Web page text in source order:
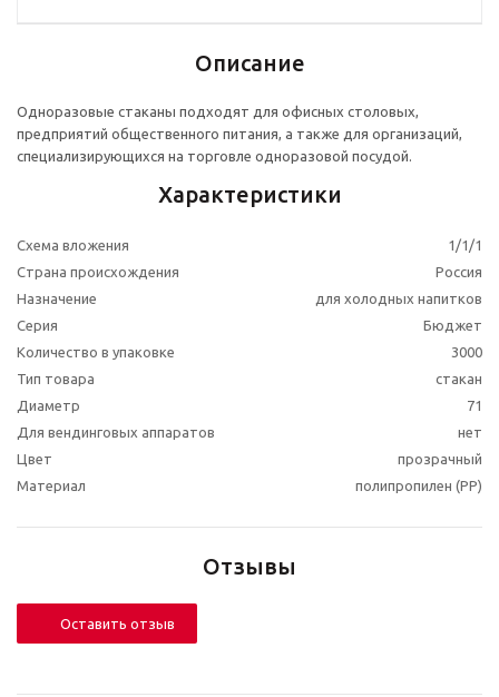
Описание
Одноразовые стаканы подходят для офисных столовых,
предприятий общественного питания, а также для организаций,
специализирующихся на торговле одноразовой посудой.
Характеристики
Схема вложения
1/1/1
Страна происхождения
Россия
Назначение
для холодных напитков
Серия
Бюджет
Количество в упаковке
3000
Тип товара
стакан
Диаметр
71
Для вендинговых аппаратов
нет
Цвет
прозрачный
Материал
полипропилен (PP)
Отзывы
Оставить отзыв